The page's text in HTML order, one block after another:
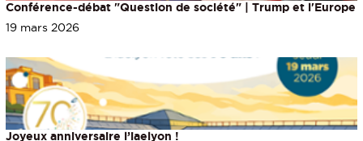
Conférence-débat "Question de société" | Trump et l'Europe
19 mars 2026
Joyeux anniversaire l’iaelyon !